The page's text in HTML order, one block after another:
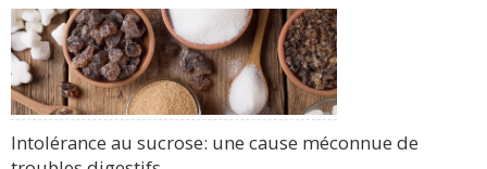
Intolérance au sucrose: une cause méconnue de